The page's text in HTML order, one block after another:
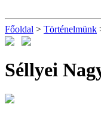
Főoldal > Történelmünk
Séllyei